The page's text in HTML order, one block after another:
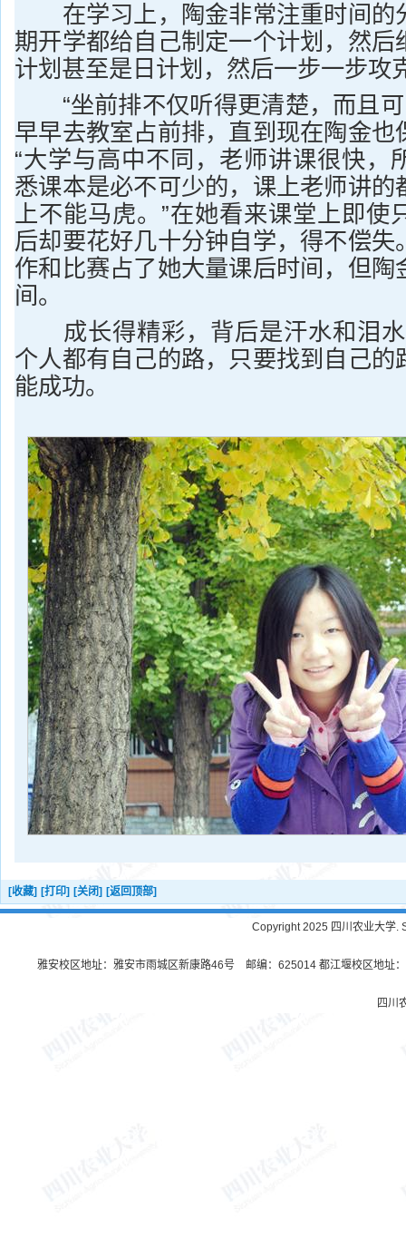
在学习上，陶金非常注重时间的
期开学都给自己制定一个计划，然后
计划甚至是日计划，然后一步一步攻
“坐前排不仅听得更清楚，而且可
早早去教室占前排，直到现在陶金也
“大学与高中不同，老师讲课很快，
悉课本是必不可少的，课上老师讲的
上不能马虎。”在她看来课堂上即使
后却要花好几十分钟自学，得不偿失
作和比赛占了她大量课后时间，但陶
间。
成长得精彩，背后是汗水和泪水
个人都有自己的路，只要找到自己的
能成功。
[收藏] [打印] [关闭] [返回顶部]
Copyright 2025 四川农业大学.
雅安校区地址：雅安市雨城区新康路46号 邮编：625014 都江堰校区地址
四川